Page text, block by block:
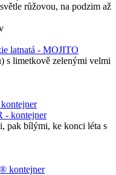
růžovou, na podzim až
s limetkově zelenými velmi
pak bílými, ke konci léta s
kontejner